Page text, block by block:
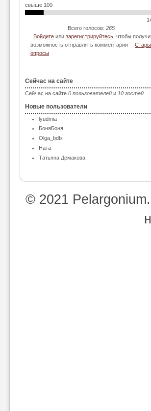
свыше 100
Всего голосов: 265
Войдитеили зарегистрируйтесь, чтобы
возможность отправлять комментарии
опросы
Сейчас на сайте
Сейчас на сайте 0 пользователей и 10 гостей
Новые пользователи
lyudmia
БоняБоня
Olga_bdb
Ната
Татьяна Демакова
© 2021